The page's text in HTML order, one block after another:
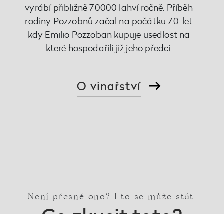
vyrábí přibližně 70000 lahví ročně. Příběh
rodiny Pozzobnů začal na počátku 70. let
kdy Emilio Pozzoban kupuje usedlost na
které hospodařili již jeho předci.
O vinařství
Není přesně ono? I to se může stát.